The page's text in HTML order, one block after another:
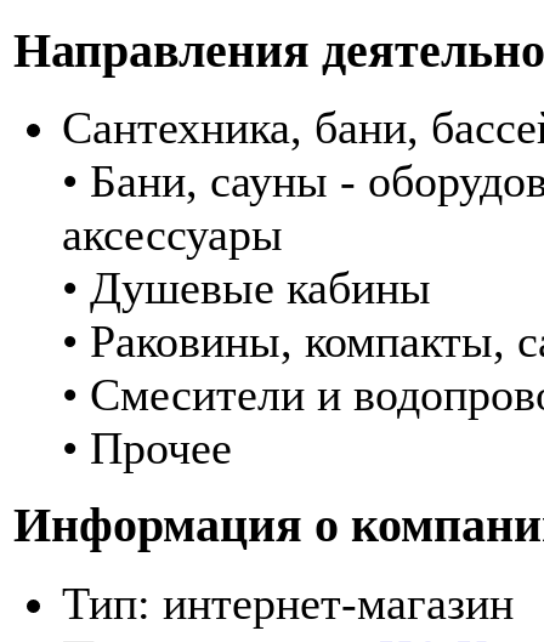
Направления
Сантехника, бани,
• Бани, сауны -
аксессуары
• Душевые кабины
• Раковины, компакты,
• Смесители и
• Прочее
Информация о
Тип: интернет-магазин